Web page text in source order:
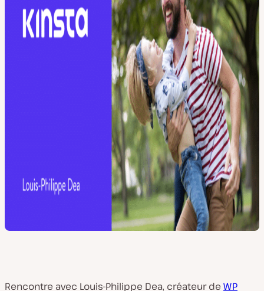
Rencontre avec Louis-Philippe Dea, créateur de WP